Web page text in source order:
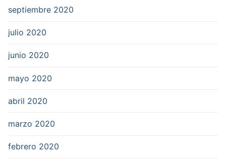
septiembre 2020
julio 2020
junio 2020
mayo 2020
abril 2020
marzo 2020
febrero 2020